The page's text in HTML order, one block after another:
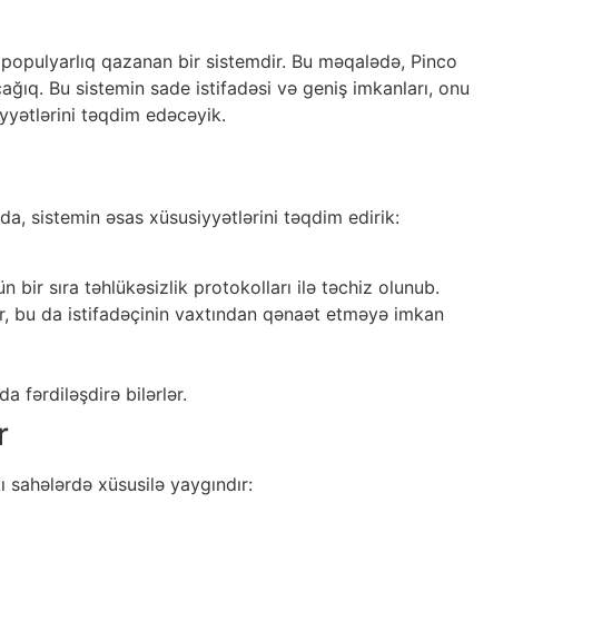
qazanan bir sistemdir. Bu məqalədə, Pinco
Bu sistemin sade istifadəsi və geniş imkanları, onu
təqdim edəcəyik.
sistemin əsas xüsusiyyətlərini təqdim edirik:
bir sıra təhlükəsizlik protokolları ilə təchiz olunub.
bu da istifadəçinin vaxtından qənaət etməyə imkan
fərdiləşdirə bilərlər.
xüsusilə yaygındır: